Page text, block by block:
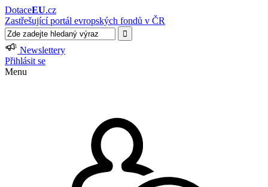
DotaceEU.cz
Zastřešující portál evropských fondů v ČR
Newslettery
Přihlásit se
Menu